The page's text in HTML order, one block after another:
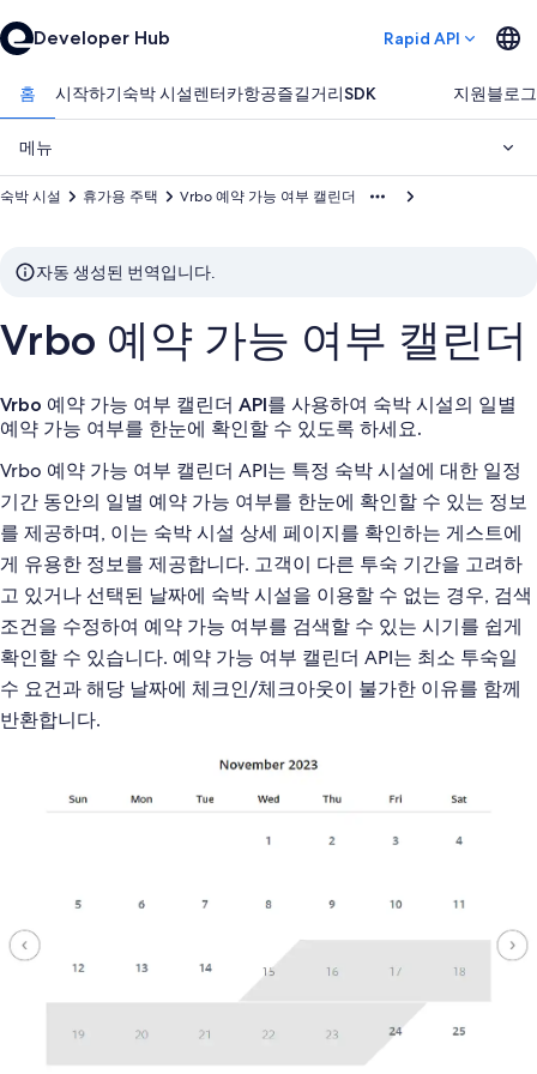
Developer Hub Rapid API
홈 시작하기숙박 시설렌터카항공즐길거리SDK 지원블로그
메뉴
Vrbo 예약 가능 여부 캘린더
휴가용 주택
숙박 시설
자동 생성된 번역입니다.
Vrbo 예약 가능 여부 캘린더
Vrbo 예약 가능 여부 캘린더 API를 사용하여 숙박 시설의 일별
예약 가능 여부를 한눈에 확인할 수 있도록 하세요.
Vrbo 예약 가능 여부 캘린더 API는 특정 숙박 시설에 대한 일정
기간 동안의 일별 예약 가능 여부를 한눈에 확인할 수 있는 정보
를 제공하며, 이는 숙박 시설 상세 페이지를 확인하는 게스트에
게 유용한 정보를 제공합니다. 고객이 다른 투숙 기간을 고려하
고 있거나 선택된 날짜에 숙박 시설을 이용할 수 없는 경우, 검색
조건을 수정하여 예약 가능 여부를 검색할 수 있는 시기를 쉽게
확인할 수 있습니다. 예약 가능 여부 캘린더 API는 최소 투숙일
수 요건과 해당 날짜에 체크인/체크아웃이 불가한 이유를 함께
반환합니다.